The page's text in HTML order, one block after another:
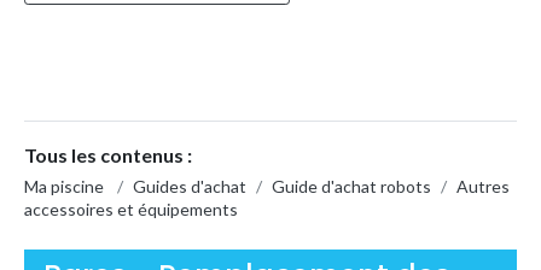
Tous les contenus :
Ma piscine / Guides d'achat / Guide d'achat robots / Autres
accessoires et équipements